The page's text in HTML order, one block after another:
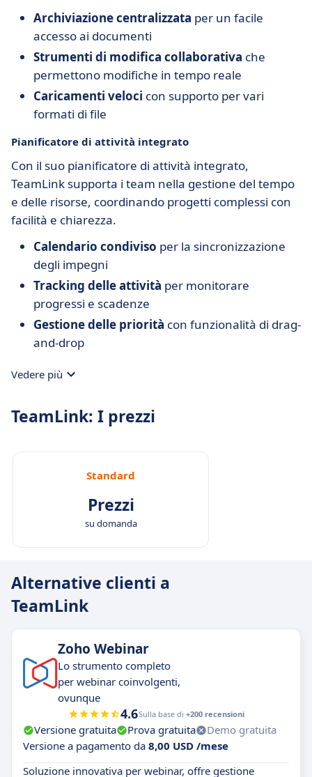
Archiviazione centralizzata per un facile
accesso ai documenti
Strumenti di modifica collaborativa che
permettono modifiche in tempo reale
Caricamenti veloci con supporto per vari
formati di file
Pianificatore di attività integrato
Con il suo pianificatore di attività integrato,
TeamLink supporta i team nella gestione del tempo
e delle risorse, coordinando progetti complessi con
facilità e chiarezza.
Calendario condiviso per la sincronizzazione
degli impegni
Tracking delle attività per monitorare
progressi e scadenze
Gestione delle priorità con funzionalità di drag-
and-drop
Vedere più
TeamLink: I prezzi
Standard
Prezzi
su domanda
Alternative clienti a
TeamLink
Zoho Webinar
Lo strumento completo
per webinar coinvolgenti,
ovunque
4.6Sulla base di +200 recensioni
Versione gratuita Prova gratuita
Demo gratuita
Versione a pagamento da 8,00 USD /mese
Soluzione innovativa per webinar, offre gestione